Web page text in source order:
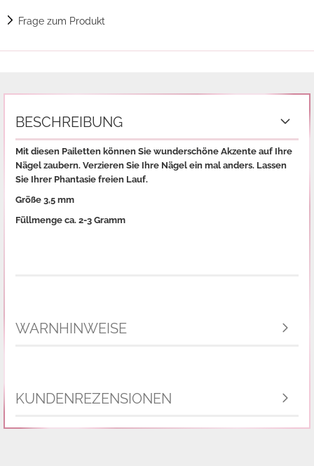
Frage zum Produkt
BESCHREIBUNG
Mit diesen Pailetten können Sie wunderschöne Akzente auf Ihre
Nägel zaubern. Verzieren Sie Ihre Nägel ein mal anders. Lassen
Sie Ihrer Phantasie freien Lauf.
Größe 3,5 mm
Füllmenge ca. 2-3 Gramm
WARNHINWEISE
KUNDENREZENSIONEN